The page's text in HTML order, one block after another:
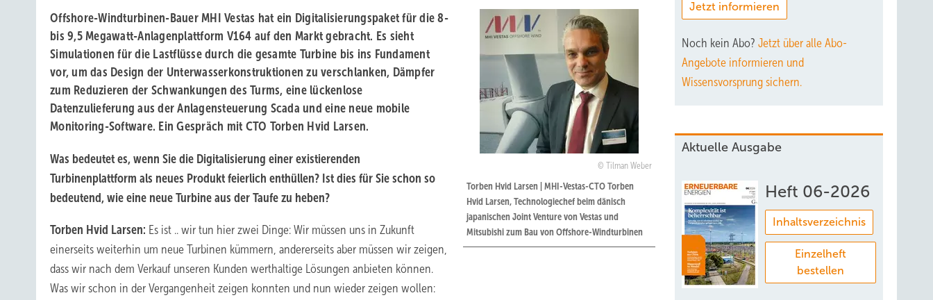
Tilman Weber
Torben Hvid Larsen | MHI-Vestas-CTO Torben
Hvid Larsen, Technologiechef beim dänisch
japanischen Joint Venture von Vestas und
Mitsubishi zum Bau von Offshore-Windturbinen
Offshore-Windturbinen-Bauer MHI Vestas hat ein Digitalisierungspaket für die 8-
bis 9,5 Megawatt-Anlagenplattform V164 auf den Markt gebracht. Es sieht
Simulationen für die Lastflüsse durch die gesamte Turbine bis ins Fundament
vor, um das Design der Unterwasserkonstruktionen zu verschlanken, Dämpfer
zum Reduzieren der Schwankungen des Turms, eine lückenlose
Datenzulieferung aus der Anlagensteuerung Scada und eine neue mobile
Monitoring-Software. Ein Gespräch mit CTO Torben Hvid Larsen.
Was bedeutet es, wenn Sie die Digitalisierung einer existierenden
Turbinenplattform als neues Produkt feierlich enthüllen? Ist dies für Sie schon so
bedeutend, wie eine neue Turbine aus der Taufe zu heben?
Torben Hvid Larsen: Es ist .. wir tun hier zwei Dinge: Wir müssen uns in Zukunft
einerseits weiterhin um neue Turbinen kümmern, andererseits aber müssen wir zeigen,
dass wir nach dem Verkauf unseren Kunden werthaltige Lösungen anbieten können.
Was wir schon in der Vergangenheit zeigen konnten und nun wieder zeigen wollen:
Jetzt informieren
Noch kein Abo? Jetzt über alle Abo-
Angebote informieren und
Wissensvorsprung sichern.
Aktuelle Ausgabe
Heft 06-2026
Inhaltsverzeichnis
Einzelheft
bestellen